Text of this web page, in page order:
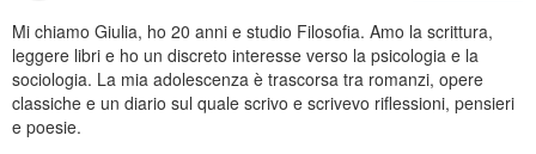
Mi chiamo Giulia, ho 20 anni e studio Filosofia. Amo la scrittura,
leggere libri e ho un discreto interesse verso la psicologia e la
sociologia. La mia adolescenza è trascorsa tra romanzi, opere
classiche e un diario sul quale scrivo e scrivevo riflessioni, pensieri
e poesie.